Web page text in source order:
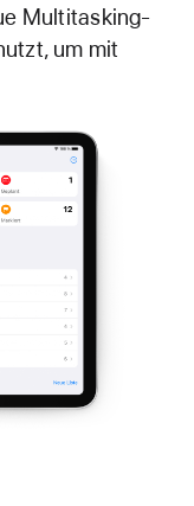
Multitasking-
um mit